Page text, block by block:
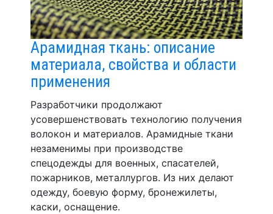
Арамидная ткань: описание
материала, свойства и области
применения
Разработчики продолжают
усовершенствовать технологию получения
волокон и материалов. Арамидные ткани
незаменимы при производстве
спецодежды для военных, спасателей,
пожарников, металлургов. Из них делают
одежду, боевую форму, бронежилеты,
каски, оснащение.